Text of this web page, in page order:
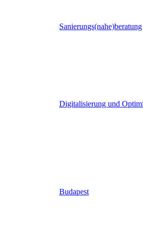
Sanierungs(nahe)beratung
Digitalisierung und
Budapest